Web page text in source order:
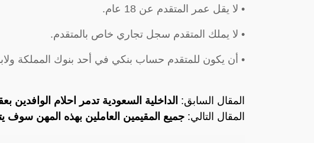
• لا يقل عمر المتقدم عن 18 عام.
• لا يملك المتقدم سجل تجاري خاص بالمتقدم.
• أن يكون للمتقدم حساب بنكي في أحد بنوك المملكة
المقال السابق: الداخلية السعودية تدمر احلام الوافدين
المقال التالي: جميع المقيمين العاملين بهذه المهن سوف